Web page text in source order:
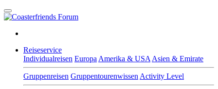
Reiseservice
Individualreisen Europa Amerika & USA Asien & Emirate
Gruppenreisen Gruppentourenwissen Activity Level